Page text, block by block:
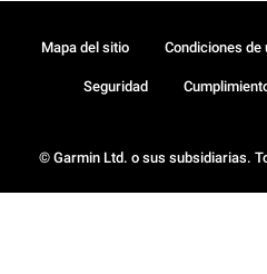
© Garmin Ltd. o sus subsidiarias.
Mapa del sitio Condiciones de
Seguridad